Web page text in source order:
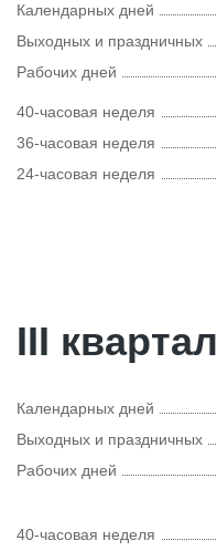
Календарных дней
Выходных и праздничных
Рабочих дней
40-часовая неделя
36-часовая неделя
24-часовая неделя
III квартал
Календарных дней
Выходных и праздничных
Рабочих дней
40-часовая неделя